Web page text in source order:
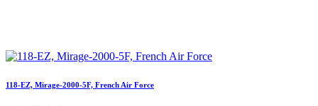
118-EZ, Mirage-2000-5F, French Air Force